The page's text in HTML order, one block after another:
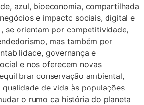
azul, bioeconomia, compartilhada
e impacto sociais, digital e
se orientam por competitividade,
mas também por
governança e
e nos oferecem novas
conservação ambiental,
de vida às populações.
o rumo da história do planeta